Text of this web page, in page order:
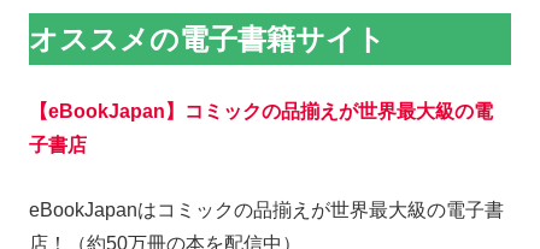
オススメの電子書籍サイト
【eBookJapan】コミックの品揃えが世界最大級の電
子書店
eBookJapanはコミックの品揃えが世界最大級の電子書
店！（約50万冊の本を配信中）